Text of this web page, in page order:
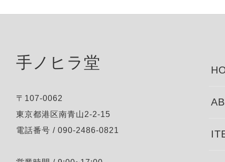
手ノヒラ堂
〒107-0062
東京都港区南青山2-2-15
電話番号 / 090-2486-0821